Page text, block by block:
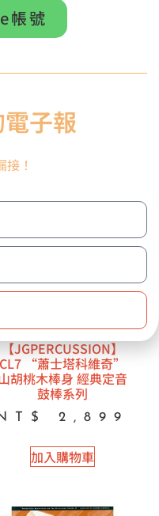
【預購商品】
【DRAGONFLY】EB1
柄 手工 硬橡膠系列 高
EBONITE
加入購物車
【JGPERCUSSION】
CL7 “蕭士塔科維奇”
胡桃木棒身 經典定音
鼓棒系列
2,899
加入購物車
帳號
子報
！